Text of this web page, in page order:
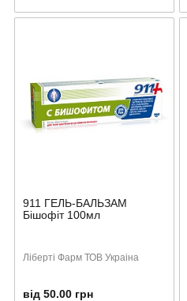
911 ГЕЛЬ-БАЛЬЗАМ
Бішофіт 100мл
Ліберті Фарм ТОВ Украіна
від 50.00 грн